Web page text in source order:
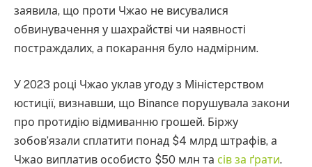
заявила, що проти Чжао не висувалися
обвинувачення у шахрайстві чи наявності
постраждалих, а покарання було надмірним.
У 2023 році Чжао уклав угоду з Міністерством
юстиції, визнавши, що Binance порушувала закони
про протидію відмиванню грошей. Біржу
зобов’язали сплатити понад $4 млрд штрафів, а
Чжао виплатив особисто $50 млн та сів за ґрати.